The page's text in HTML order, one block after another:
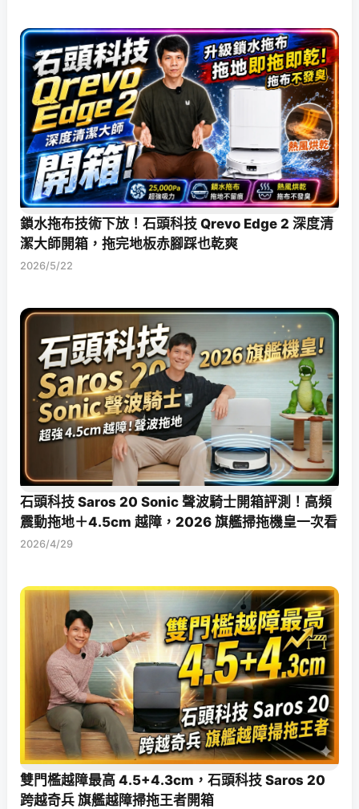
鎖水拖布技術下放！石頭科技 Qrevo Edge 2 深度清
潔大師開箱，拖完地板赤腳踩也乾爽
2026/5/22
石頭科技 Saros 20 Sonic 聲波騎士開箱評測！高頻
震動拖地＋4.5cm 越障，2026 旗艦掃拖機皇一次看
2026/4/29
雙門檻越障最高 4.5+4.3cm，石頭科技 Saros 20
跨越奇兵 旗艦越障掃拖王者開箱